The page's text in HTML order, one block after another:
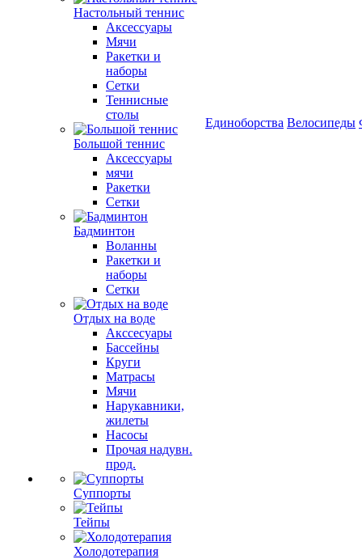
Настольный теннис
Аксессуары
Мячи
Ракетки и
наборы
Сетки
Теннисные
столы
Большой теннис
Аксессуары
мячи
Ракетки
Сетки
Бадминтон
Воланны
Ракетки и
наборы
Сетки
Отдых на воде
Акссесуары
Бассейны
Круги
Матрасы
Мячи
Нарукавники,
жилеты
Насосы
Прочая надувн.
прод.
Суппорты
Тейпы
Холодотерапия
Единоборства Велосипеды